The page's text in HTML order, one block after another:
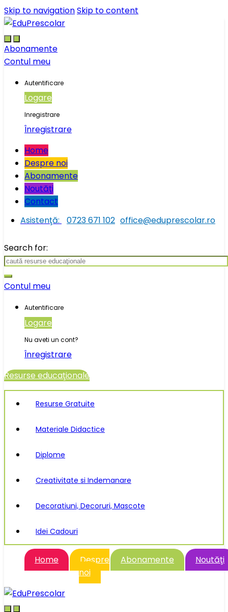
Skip to navigationSkip to content
Abonamente
Contul meu
Autentificare
Logare
Inregistrare
Înregistrare
Home
Despre noi
Abonamente
Noutăţi
Contact
Asistenţă:
0723 671 102 office@eduprescolar.ro
Search for:
Contul meu
Autentificare
Logare
Nu aveti un cont?
Înregistrare
Resurse educaţionale
Resurse Gratuite
Materiale Didactice
Diplome
Creativitate si Indemanare
Decoratiuni, Decoruri, Mascote
Idei Cadouri
Home
Despre
noi
Abonamente Noutăţi